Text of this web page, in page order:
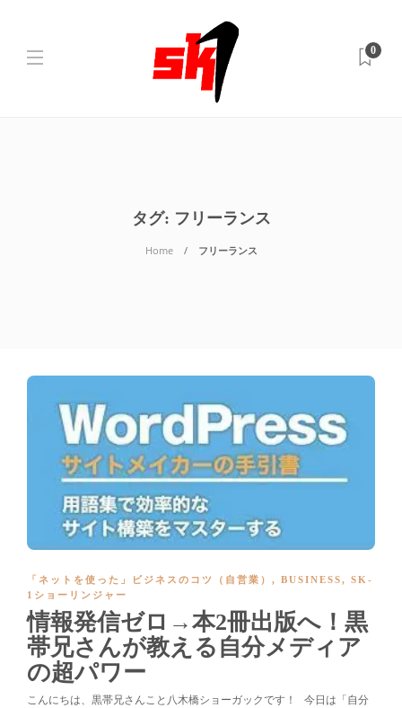
0
タグ: フリーランス
Home フリーランス
「ネットを使った」ビジネスのコツ（自営業） , BUSINESS, SK-
1ショーリンジャー
情報発信ゼロ→本2冊出版へ！黒
帯兄さんが教える自分メディア
の超パワー
こんにちは、黒帯兄さんこと八木橋ショーガックです！ 今日は「自分